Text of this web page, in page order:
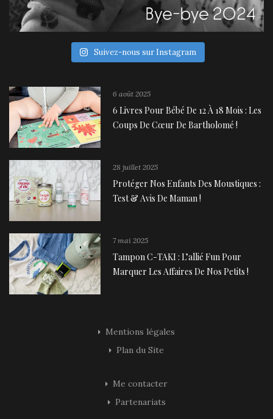
Suivez-nous sur Instagram
6 août 2025
6 Livres Pour Bébé De 12 À 18 Mois : Les
Coups De Cœur De Bartholomé !
28 juillet 2025
Protéger Nos Enfants Des Moustiques :
Test & Avis De Maman !
7 mai 2025
Tampon C-TAKI : L’allié Fun Pour
Marquer Les Affaires De Nos Petits !
Mentions légales
Plan du Site
Me contacter
Partenariats